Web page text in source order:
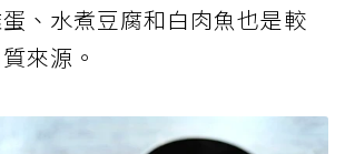
、水煮豆腐和白肉魚也是較
來源。